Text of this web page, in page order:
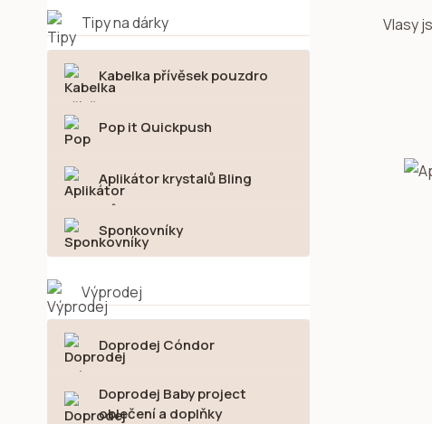
Tipy na dárky
Kabelka přívěsek pouzdro
Pop it Quickpush
Aplikátor krystalů Bling
Sponkovníky
Výprodej
Doprodej Cóndor
Doprodej Baby project
oblečení a doplňky
Vlasy